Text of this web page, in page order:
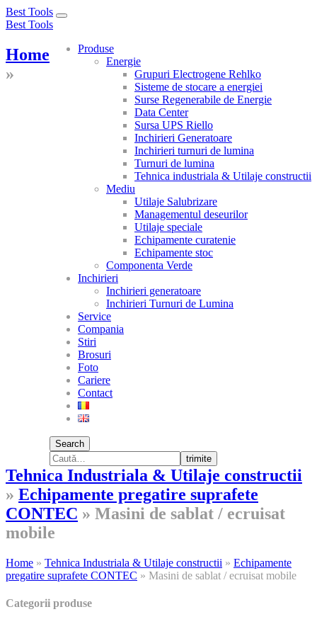
Best Tools
Toggle
Best Tools
Produse
Energie
Grupuri Electrogene Rehlko
Sisteme de stocare a energiei
Surse Regenerabile de Energie
Data Center
Sursa UPS Riello
Inchirieri Generatoare
Inchirieri turnuri de lumina
Turnuri de lumina
Tehnica industriala & Utilaje constructii
Mediu
Utilaje Salubrizare
Managementul deseurilor
Utilaje speciale
Echipamente curatenie
Echipamente stoc
Componenta Verde
Inchirieri
Inchirieri generatoare
Inchirieri Turnuri de Lumina
Service
Compania
Stiri
Brosuri
Foto
Cariere
Contact
Search
trimite
Home
»
Tehnica Industriala & Utilaje constructii
» Echipamente pregatire suprafete
CONTEC » Masini de sablat / ecruisat
mobile
Home » Tehnica Industriala & Utilaje constructii » Echipamente
pregatire suprafete CONTEC » Masini de sablat / ecruisat mobile
Categorii produse